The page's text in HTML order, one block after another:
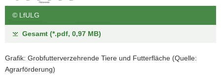
© LfULG
Gesamt (*.pdf, 0,97 MB)
Grafik: Grobfutterverzehrende Tiere und Futterfläche (Quelle:
Agrarförderung)